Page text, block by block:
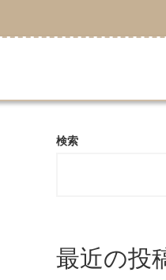
検索
最近の投